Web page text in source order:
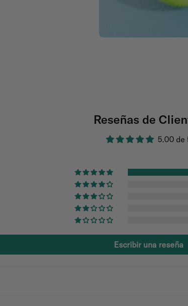
Reseñas de
5.00 de
Escribir una reseña